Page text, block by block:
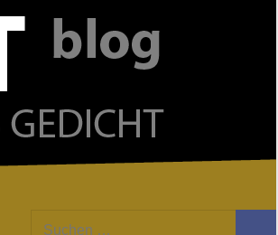
Suchen